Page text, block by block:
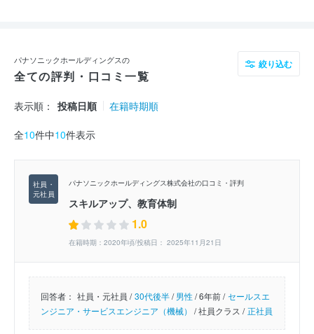
パナソニックホールディングスの
全ての評判・口コミ一覧
絞り込む
表示順： 投稿日順 在籍時期順
全10件中10件表示
パナソニックホールディングス株式会社の口コミ・評判
スキルアップ、教育体制
1.0
在籍時期：2020年頃/投稿日： 2025年11月21日
回答者： 社員・元社員 / 30代後半/男性/6年前 / セールスエ
ンジニア・サービスエンジニア（機械） /社員クラス / 正社員